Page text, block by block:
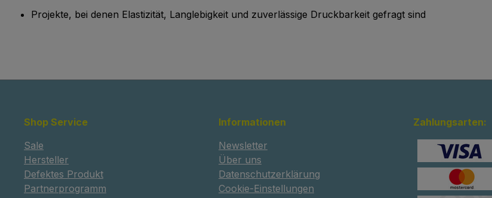
Projekte, bei denen Elastizität, Langlebigkeit und zuverlässige Druckbarkeit gefragt sind
Shop Service
Sale
Hersteller
Defektes Produkt
Partnerprogramm
Informationen
Newsletter
Über uns
Datenschutzerklärung
Cookie-Einstellungen
Zahlungsarten: